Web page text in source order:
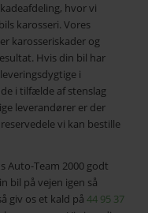
hvor vi
karosseri. Vores
karosseriskader og
Hvis din bil har
i
i tilfælde af stenslag
leverandører er der
vi kan bestille
Auto-Team 2000 godt
bil på vejen igen så
giv os et kald på 44 95 37